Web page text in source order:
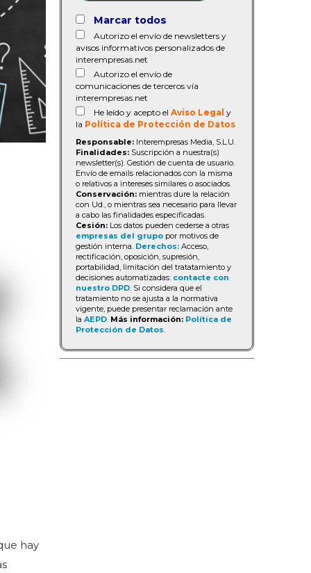
hay
Marcar todos
Autorizo el envío de newsletters y
avisos informativos personalizados de
interempresas.net
Autorizo el envío de
comunicaciones de terceros vía
interempresas.net
He leído y acepto el Aviso Legal y
la Política de Protección de Datos
Responsable: Interempresas Media, S.L.U.
Finalidades: Suscripción a nuestra(s)
newsletter(s). Gestión de cuenta de usuario.
Envío de emails relacionados con la misma
o relativos a intereses similares o asociados.
Conservación: mientras dure la relación
con Ud., o mientras sea necesario para llevar
a cabo las finalidades especificadas.
Cesión: Los datos pueden cederse a otras
empresas del grupo por motivos de
gestión interna. Derechos: Acceso,
rectificación, oposición, supresión,
portabilidad, limitación del tratatamiento y
decisiones automatizadas: contacte con
nuestro DPD. Si considera que el
tratamiento no se ajusta a la normativa
vigente, puede presentar reclamación ante
la AEPD. Más información: Política de
Protección de Datos.